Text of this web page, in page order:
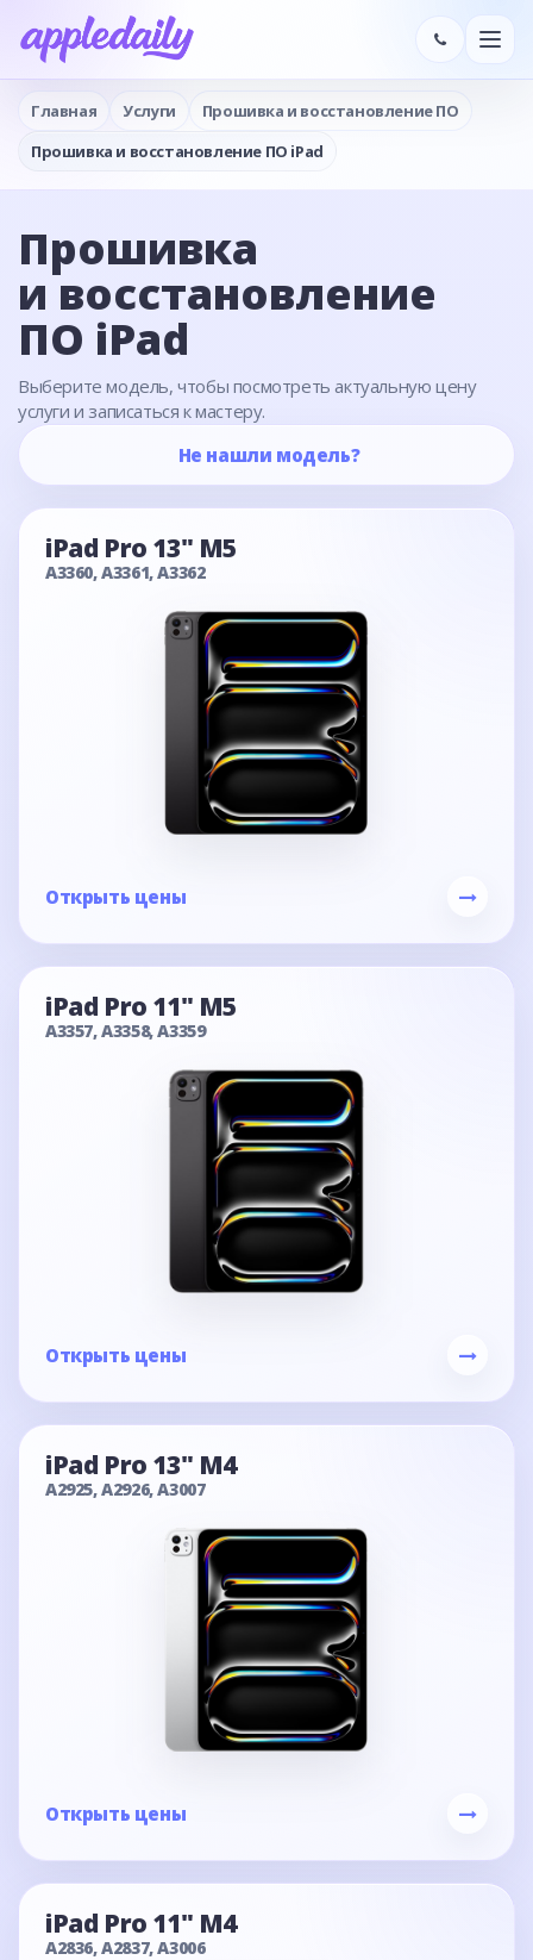
Главная Услуги
Прошивка и восстановление ПО
Прошивка и восстановление ПО iPad
Прошивка
и восстановление
ПО iPad
Выберите модель, чтобы посмотреть актуальную цену
услуги и записаться к мастеру.
Не нашли модель?
iPad Pro 13" M5
A3360, A3361, A3362
Открыть цены
iPad Pro 11" M5
A3357, A3358, A3359
Открыть цены
iPad Pro 13" M4
A2925, A2926, A3007
Открыть цены
iPad Pro 11" M4
A2836, A2837, A3006